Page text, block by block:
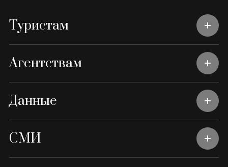
Туристам
Агентствам
Данные
СМИ